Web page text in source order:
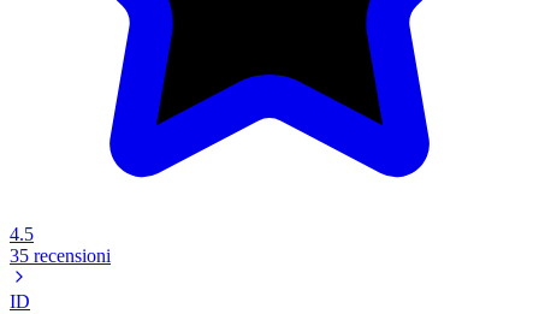
4.5
35 recensioni
ID